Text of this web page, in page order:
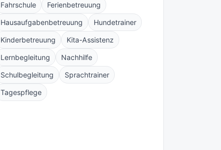
Fahrschule Ferienbetreuung
Hausaufgabenbetreuung Hundetrainer
Kinderbetreuung Kita-Assistenz
Lernbegleitung Nachhilfe
Schulbegleitung Sprachtrainer
Tagespflege